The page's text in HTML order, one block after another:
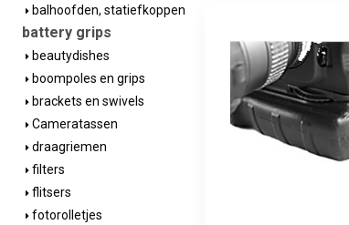
balhoofden, statiefkoppen
battery grips
beautydishes
boompoles en grips
brackets en swivels
Cameratassen
draagriemen
filters
flitsers
fotorolletjes